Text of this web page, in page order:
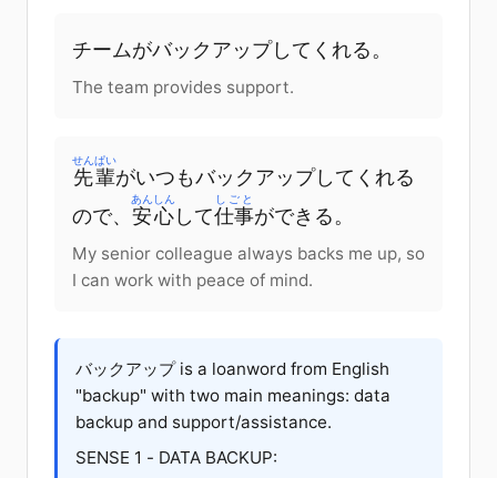
チームがバックアップして くれる 。
The team provides support.
先輩
せんぱい
がいつもバックアップして くれる
ので、 安心
あんしん
して仕事
しごと
ができる 。
My senior colleague always backs me up, so
I can work with peace of mind.
バックアップ is a loanword from English
"backup" with two main meanings: data
backup and support/assistance.
SENSE 1 - DATA BACKUP: